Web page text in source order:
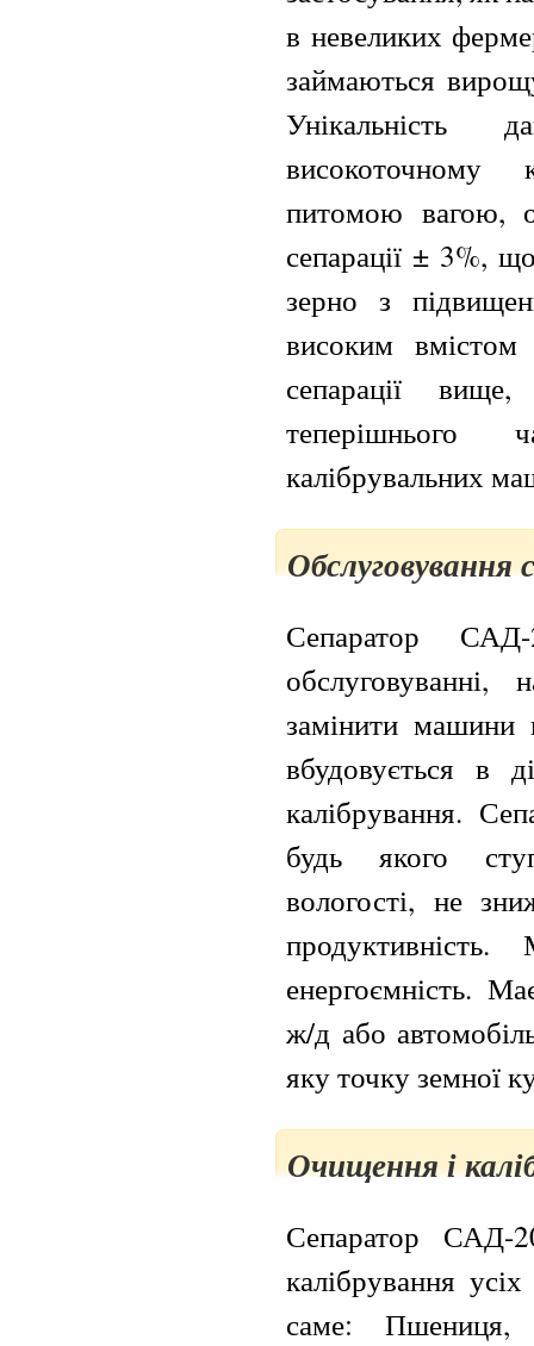
в невеликих
займаються
Унікальність
високоточному
питомою вагою,
сепарації ± 3%,
зерно з
високим вмістом
сепарації
теперішнього
калібрувальних
Сепаратор
обслуговуванні,
замінити машини
вбудовується в
калібрування.
будь якого
вологості, не
енергоємність.
ж/д або
яку точку земної
Очищення і
Сепаратор САД-
калібрування
саме: